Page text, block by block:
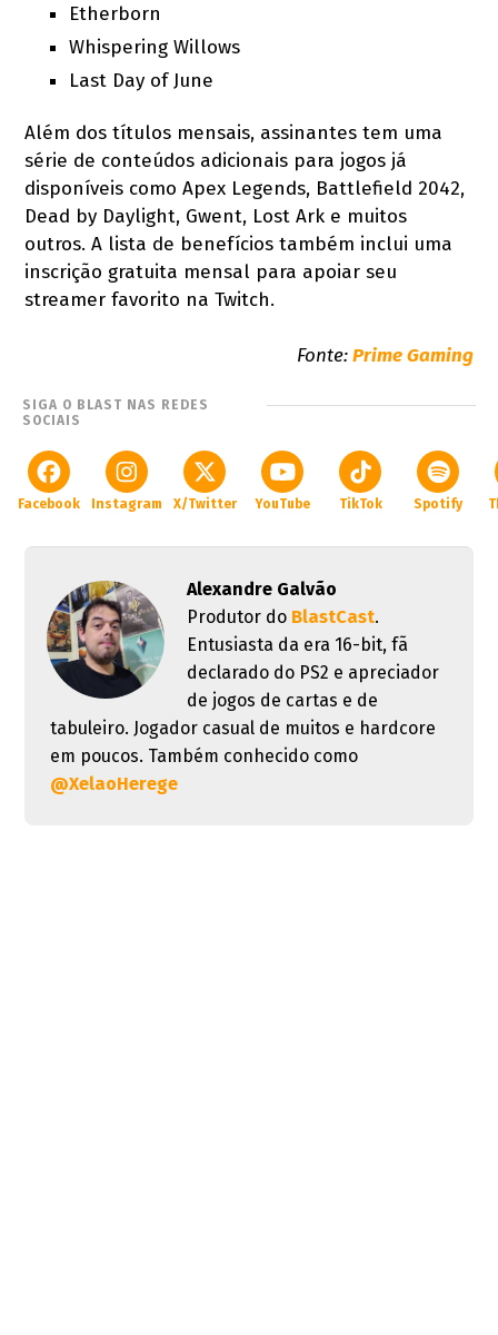
Etherborn
Whispering Willows
Last Day of June
Além dos títulos mensais, assinantes tem uma
série de conteúdos adicionais para jogos já
disponíveis como Apex Legends, Battlefield 2042,
Dead by Daylight, Gwent, Lost Ark e muitos
outros. A lista de benefícios também inclui uma
inscrição gratuita mensal para apoiar seu
streamer favorito na Twitch.
Fonte:Prime Gaming
SIGA O BLAST NAS REDES
SOCIAIS
Facebook Instagram X/Twitter YouTube TikTok Spotify
Alexandre Galvão
Produtor do BlastCast.
Entusiasta da era 16-bit, fã
declarado do PS2 e apreciador
de jogos de cartas e de
tabuleiro. Jogador casual de muitos e hardcore
em poucos. Também conhecido como
@XelaoHerege